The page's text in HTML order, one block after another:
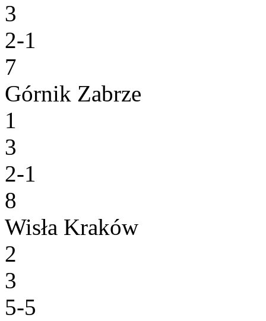
3
2-1
7
Górnik Zabrze
1
3
2-1
8
Wisła Kraków
2
3
5-5